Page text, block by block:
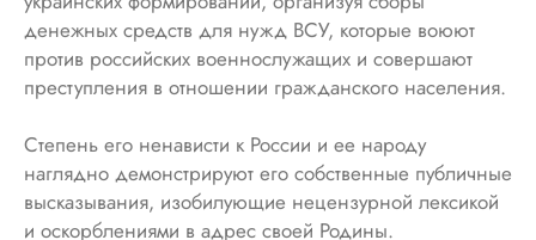
денежных средств для нужд ВСУ, которые воюют
против российских военнослужащих и совершают
преступления в отношении гражданского населения.
Степень его ненависти к России и ее народу
наглядно демонстрируют его собственные публичные
высказывания, изобилующие нецензурной лексикой
и оскорблениями в адрес своей Родины.